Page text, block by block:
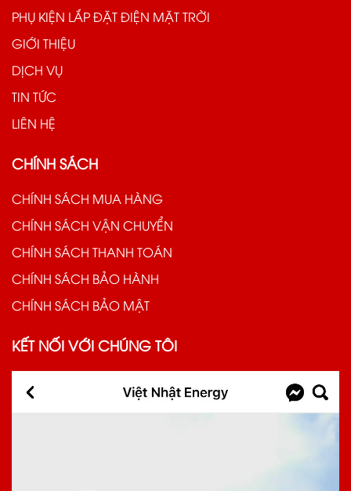
PHỤ KIỆN LẮP ĐẶT ĐIỆN MẶT TRỜI
GIỚI THIỆU
DỊCH VỤ
TIN TỨC
LIÊN HỆ
CHÍNH SÁCH
CHÍNH SÁCH MUA HÀNG
CHÍNH SÁCH VẬN CHUYỂN
CHÍNH SÁCH THANH TOÁN
CHÍNH SÁCH BẢO HÀNH
CHÍNH SÁCH BẢO MẬT
KẾT NỐI VỚI CHÚNG TÔI